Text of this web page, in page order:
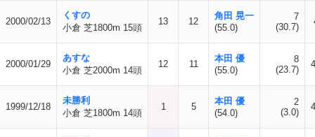
2000/02/13
くすの
小倉 芝1800m 15頭
13 12
角田 晃一
(55.0)
7
(30.7)
2000/01/29
あすな
小倉 芝2000m 14頭
12 11
本田 優
(55.0)
8
(23.7)
1999/12/18
未勝利
小倉 芝1800m 14頭
1 5
本田 優
(54.0)
2
(3.0)